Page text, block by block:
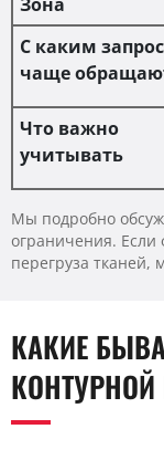
Мы подробно
ограничения. Если
перегруза тканей,
КАКИЕ